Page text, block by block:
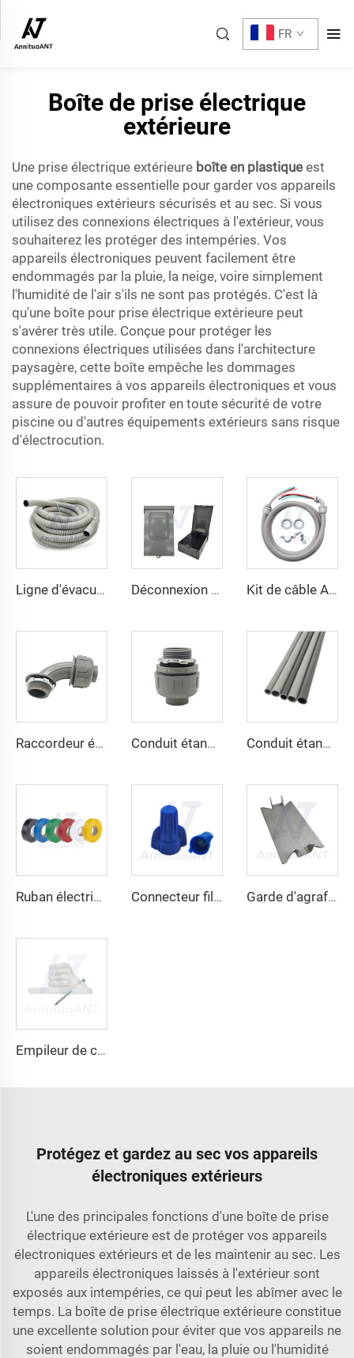
FR
Boîte de prise électrique
extérieure
Une prise électrique extérieure boîte en plastique est
une composante essentielle pour garder vos appareils
électroniques extérieurs sécurisés et au sec. Si vous
utilisez des connexions électriques à l'extérieur, vous
souhaiterez les protéger des intempéries. Vos
appareils électroniques peuvent facilement être
endommagés par la pluie, la neige, voire simplement
l'humidité de l'air s'ils ne sont pas protégés. C'est là
qu'une boîte pour prise électrique extérieure peut
s'avérer très utile. Conçue pour protéger les
connexions électriques utilisées dans l'architecture
paysagère, cette boîte empêche les dommages
supplémentaires à vos appareils électroniques et vous
assure de pouvoir profiter en toute sécurité de votre
piscine ou d'autres équipements extérieurs sans risque
d'électrocution.
Ligne d'évacuation pour unités de climatisation Déconnexion de la climatisation Kit de câble A/C
Raccordeur étanche aux liquides non métallique 90 degrés Conduit étanche aux liquides non métallique droit Conduit étanche aux liquides non métallique
Ruban électrique Connecteur filaire à vis sans ailes Garde d'agrafage
Empileur de câbles
Protégez et gardez au sec vos appareils
électroniques extérieurs
L'une des principales fonctions d'une boîte de prise
électrique extérieure est de protéger vos appareils
électroniques extérieurs et de les maintenir au sec. Les
appareils électroniques laissés à l'extérieur sont
exposés aux intempéries, ce qui peut les abîmer avec le
temps. La boîte de prise électrique extérieure constitue
une excellente solution pour éviter que vos appareils ne
soient endommagés par l'eau, la pluie ou l'humidité